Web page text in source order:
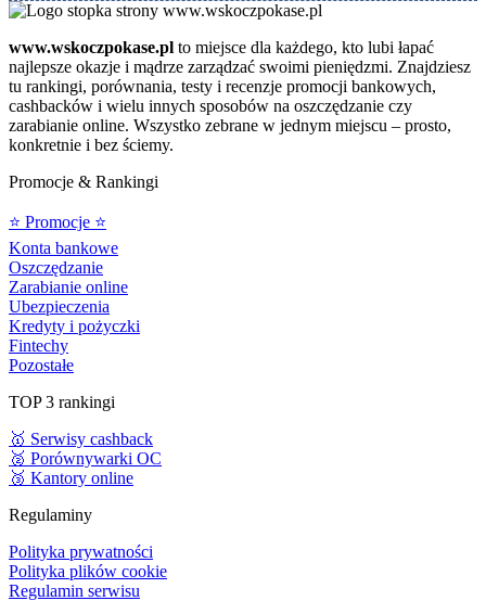
www.wskoczpokase.pl to miejsce dla każdego, kto lubi łapać
najlepsze okazje i mądrze zarządzać swoimi pieniędzmi. Znajdziesz
tu rankingi, porównania, testy i recenzje promocji bankowych,
cashbacków i wielu innych sposobów na oszczędzanie czy
zarabianie online. Wszystko zebrane w jednym miejscu – prosto,
konkretnie i bez ściemy.
Promocje & Rankingi
⭐ Promocje ⭐
Konta bankowe
Oszczędzanie
Zarabianie online
Ubezpieczenia
Kredyty i pożyczki
Fintechy
Pozostałe
TOP 3 rankingi
🥇 Serwisy cashback
🥈 Porównywarki OC
🥉 Kantory online
Regulaminy
Polityka prywatności
Polityka plików cookie
Regulamin serwisu